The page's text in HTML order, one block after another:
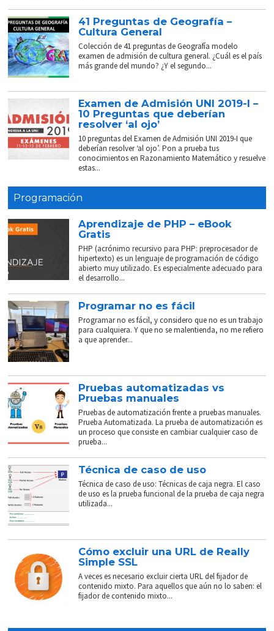
41 Preguntas de Geografía –
Cultura General
Colección de 41 preguntas de Geografía modelo
examen de admisión de cultura general. ¿Cuál es el país
más grande del mundo? ¿Y el segundo...
Examen de Admisión UNI 2019-I –
10 Preguntas que deberían
resolver ‘al ojo’
10 preguntas del Examen de Admisión UNI 2019-I que
deberían resolver ‘al ojo’. Pon a prueba tus
conocimientos en Razonamiento Matemático y resuelve
estas...
Programación
Aprendizaje de PHP – eBook
Gratis
PHP (acrónimo recursivo para PHP: preprocesador de
hipertexto) es un lenguaje de programación de código
abierto muy utilizado. Es especialmente adecuado para
el desarrollo...
Programar no es fácil
Programar no es fácil, y considero que no es un trabajo
para cualquiera. Y que no se malentienda, no me refiero
a que aprender...
Pruebas automatizadas vs
Pruebas manuales
Pruebas de automatización frente a pruebas manuales.
Prueba Automatizada. La prueba de automatización es
un proceso que consiste en cambiar cualquier caso de
prueba...
Técnica de caso de uso
Técnica de caso de uso: Técnicas de caja negra. El caso
de uso es la prueba funcional de la prueba de caja negra
utilizada...
Cómo excluir una URL de Really
Simple SSL
A veces es necesario excluir cierta URL del fijador de
contenido mixto. Para aquellos que aún no lo saben: el
fijador de contenido mixto...